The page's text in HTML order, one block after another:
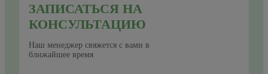
ЗАПИСАТЬСЯ НА
КОНСУЛЬТАЦИЮ
Наш менеджер свяжется с вами в
ближайшее время